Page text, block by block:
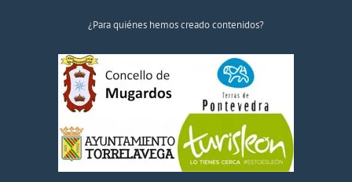
¿Para quiénes hemos creado contenidos?